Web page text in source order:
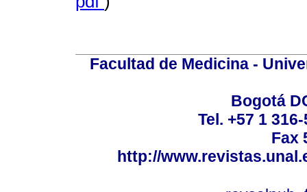
Facultad de Medicina -
Bogotá
Tel. +57 1
Fax
http://